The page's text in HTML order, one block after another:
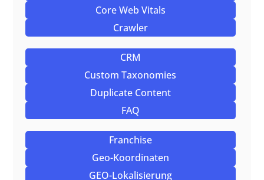
Core Web Vitals
Crawler
CRM
Custom Taxonomies
Duplicate Content
FAQ
Franchise
Geo-Koordinaten
GEO-Lokalisierung